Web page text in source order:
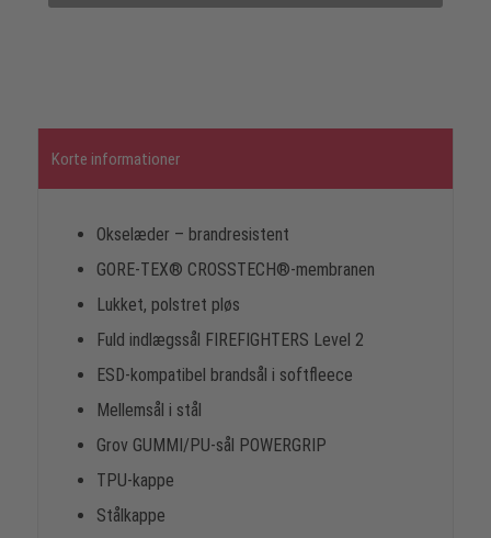
Korte informationer
Okselæder – brandresistent
GORE-TEX® CROSSTECH®-membranen
Lukket, polstret pløs
Fuld indlægssål FIREFIGHTERS Level 2
ESD-kompatibel brandsål i softfleece
Mellemsål i stål
Grov GUMMI/PU-sål POWERGRIP
TPU-kappe
Stålkappe